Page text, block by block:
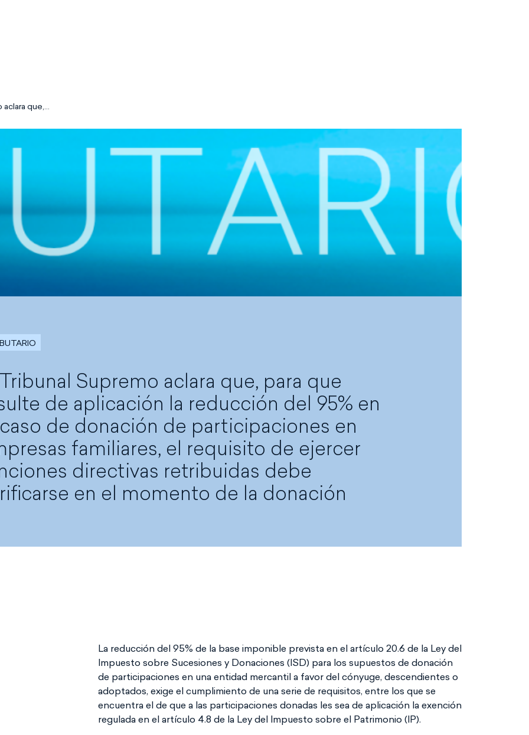
aclara que,
el caso de
el requisito de
en el
Supremo aclara que, para que
de aplicación la reducción del 95% en
de donación de participaciones en
familiares, el requisito de ejercer
directivas retribuidas debe
en el momento de la donación
La reducción del 95% de la base imponible prevista en el artículo 20.6 de la Ley del
Impuesto sobre Sucesiones y Donaciones (ISD) para los supuestos de donación
de participaciones en una entidad mercantil a favor del cónyuge, descendientes o
adoptados, exige el cumplimiento de una serie de requisitos, entre los que se
encuentra el de que a las participaciones donadas les sea de aplicación la exención
regulada en el artículo 4.8 de la Ley del Impuesto sobre el Patrimonio (IP).